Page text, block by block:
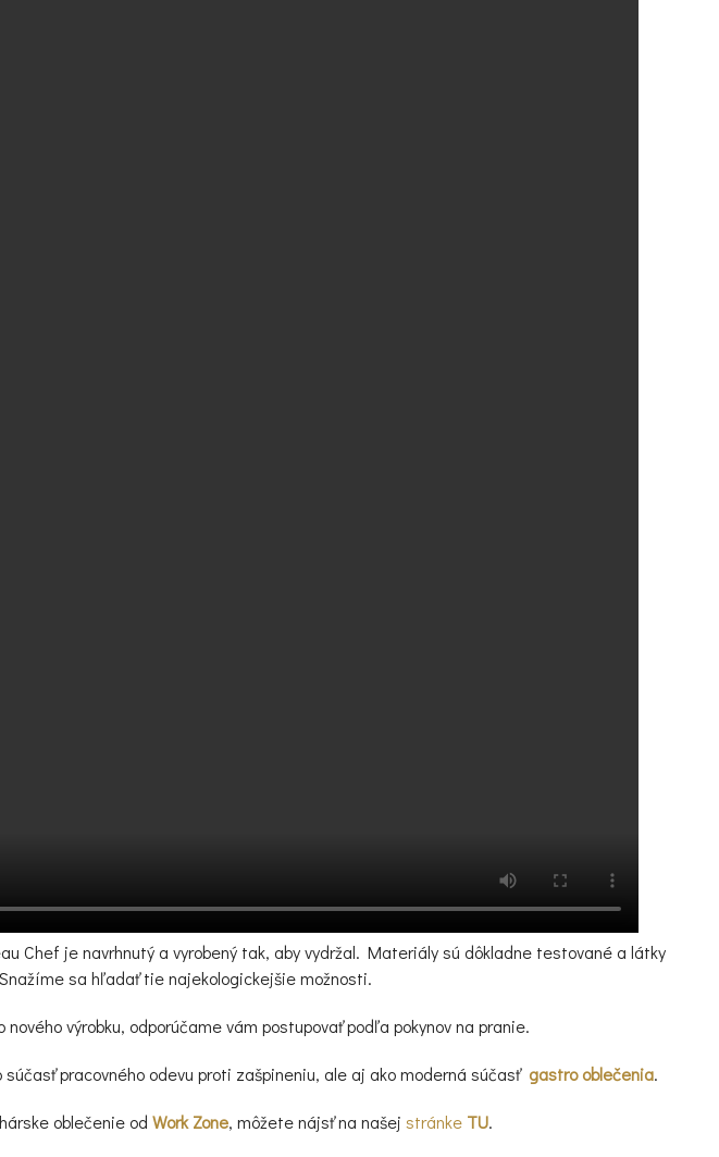
Chef je navrhnutý a vyrobený tak, aby vydržal. Materiály sú dôkladne testované a látky
sa hľadať tie najekologickejšie možnosti.
výrobku, odporúčame vám postupovať podľa pokynov na pranie.
súčasť pracovného odevu proti zašpineniu, ale aj ako moderná súčasť gastro oblečenia.
oblečenie od Work Zone, môžete nájsť na našej stránke TU.